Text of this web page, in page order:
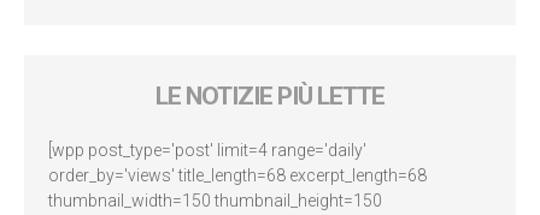
LE NOTIZIE PIÙ LETTE
[wpp post_type='post' limit=4 range='daily'
order_by='views' title_length=68 excerpt_length=68
thumbnail_width=150 thumbnail_height=150